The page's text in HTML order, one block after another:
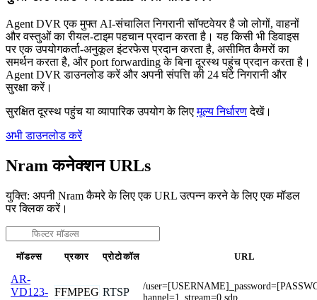
Agent DVR एक मुफ्त AI-संचालित निगरानी सॉफ्टवेयर है जो लोगों, वाहनों
और वस्तुओं का रीयल-टाइम पहचान प्रदान करता है। यह किसी भी डिवाइस
पर एक उपयोगकर्ता-अनुकूल इंटरफेस प्रदान करता है, असीमित कैमरों का
समर्थन करता है, और port forwarding के बिना दूरस्थ पहुंच प्रदान करता है।
Agent DVR डाउनलोड करें और अपनी संपत्ति की 24 घंटे निगरानी और
सुरक्षा करें।
सुरक्षित दूरस्थ पहुंच या व्यापारिक उपयोग के लिएमूल्य निर्धारणदेखें।
अभी डाउनलोड करें
Nram कनेक्शन URLs
युक्ति: अपनी Nram कैमरे के लिए एक URL उत्पन्न करने के लिए एक मॉडल
पर क्लिक करें।
मॉडल्स प्रकार प्रोटोकॉल URL
AR-
VD123- FFMPEG RTSP
/
hannel=1_stream=0.sdp